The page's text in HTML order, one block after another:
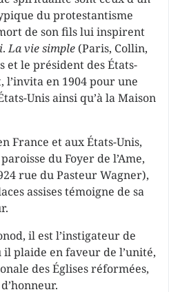
du protestantisme
de son fils lui inspirent
.La vie simple (Paris, Collin,
et le président des États-
l’invita en 1904 pour une
Unis ainsi qu’à la Maison
France et aux États-Unis,
du Foyer de l’Ame,
rue du Pasteur Wagner),
assises témoigne de sa
il est l’instigateur de
il plaide en faveur de l’unité,
des Églises réformées,